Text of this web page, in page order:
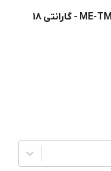
چای ساز روی هم مباشی مدل ME-TM 304 - گارانتی 18